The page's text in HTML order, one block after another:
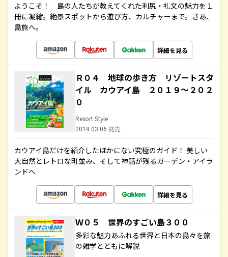
ようこそ！ 島の人たちが教えてくれた利尻・礼文の魅力を１
冊に凝縮。絶景スポットから遊び方、カルチャーまで。さあ、
島旅へ。
詳細を見る
Ｒ０４ 地球の歩き方 リゾートスタ
イル カウアイ島 ２０１９～２０２
０
Resort Style
2019.03.06 発売
カウアイ島だけを紹介したほかにない究極のガイド！ 美しい
大自然とレトロな町並み、そして神話が残るガーデン・アイラ
ンドへ
詳細を見る
Ｗ０５ 世界のすごい島３００
多彩な魅力あふれる世界と日本の島々を旅
の雑学とともに解説